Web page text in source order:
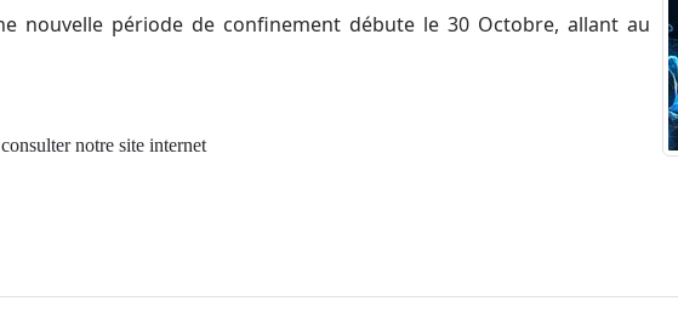
nouvelle période de confinement débute le 30 Octobre, allant au
notre site internet